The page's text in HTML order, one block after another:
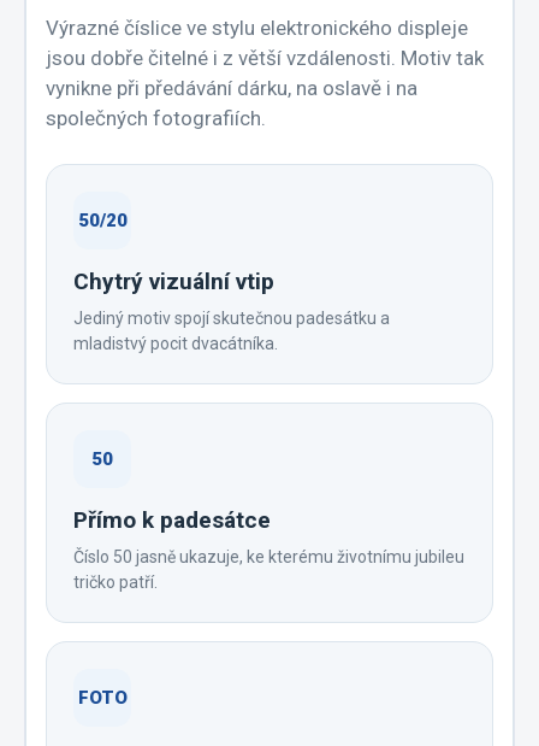
Výrazné číslice ve stylu elektronického displeje
jsou dobře čitelné i z větší vzdálenosti. Motiv tak
vynikne při předávání dárku, na oslavě i na
společných fotografiích.
50/20
Chytrý vizuální vtip
Jediný motiv spojí skutečnou padesátku a
mladistvý pocit dvacátníka.
50
Přímo k padesátce
Číslo 50 jasně ukazuje, ke kterému životnímu jubileu
tričko patří.
FOTO